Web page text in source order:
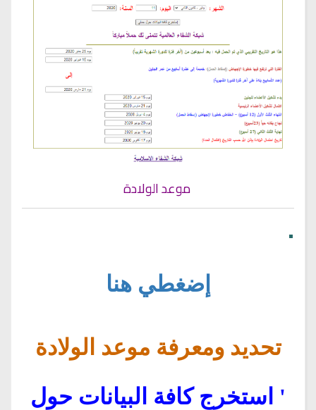
موعد الولادة
•
إضغطي هنا
تحديد ومعرفة موعد الولادة
' استخرج كافة البيانات حول